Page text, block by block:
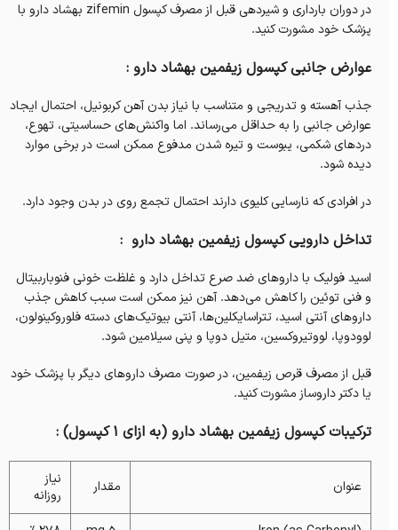
در دوران بارداری و شیردهی قبل از مصرف کپسول zifemin بهشاد دارو با
پزشک خود مشورت کنید.
عوارض جانبی کپسول زیفمین بهشاد دارو :
جذب آهسته و تدریجی و متناسب با نیاز بدن آهن کربونیل، احتمال ایجاد
عوارض جانبی را به حداقل می‌رساند. اما واکنش‌های حساسیتی، تهوع،
دردهای شکمی، یبوست و تیره شدن مدفوع ممکن است در برخی موارد
دیده شود.
در افرادی که نارسایی کلیوی دارند احتمال تجمع روی در بدن وجود دارد.
تداخل دارویی کپسول زیفمین بهشاد دارو :
اسید فولیک با داروهای ضد صرع تداخل دارد و غلظت خونی فنوباربیتال
و فنی توئین را کاهش می‌دهد. آهن نیز ممکن است سبب کاهش جذب
داروهای آنتی اسید، تتراسایکلین‌ها، آنتی بیوتیک‌های دسته فلوروکینولون،
لوودوپا، لووتیروکسین، متیل دوپا و پنی سیلامین شود.
قبل از مصرف قرص زیفمین، در صورت مصرف داروهای دیگر با پزشک خود
یا دکتر داروساز مشورت کنید.
ترکیبات کپسول زیفمین بهشاد دارو (به ازای 1 کپسول) :
عنوان مقدار
نیاز
روزانه